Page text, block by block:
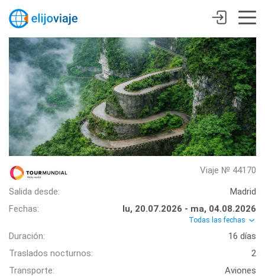
Viaje № 44170
Salida desde:
Madrid
Fechas:
lu, 20.07.2026 - ma, 04.08.2026
Todas las fechas
Duración:
16 días
Traslados nocturnos:
2
Transporte:
Aviones